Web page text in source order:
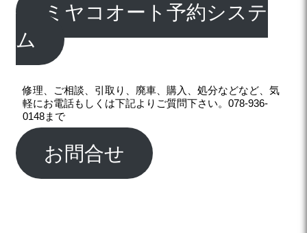
ミヤコオート予約システ
ム
修理、ご相談、引取り、廃車、購入、処分などなど、気
軽にお電話もしくは下記よりご質問下さい。078-936-
0148まで
お問合せ